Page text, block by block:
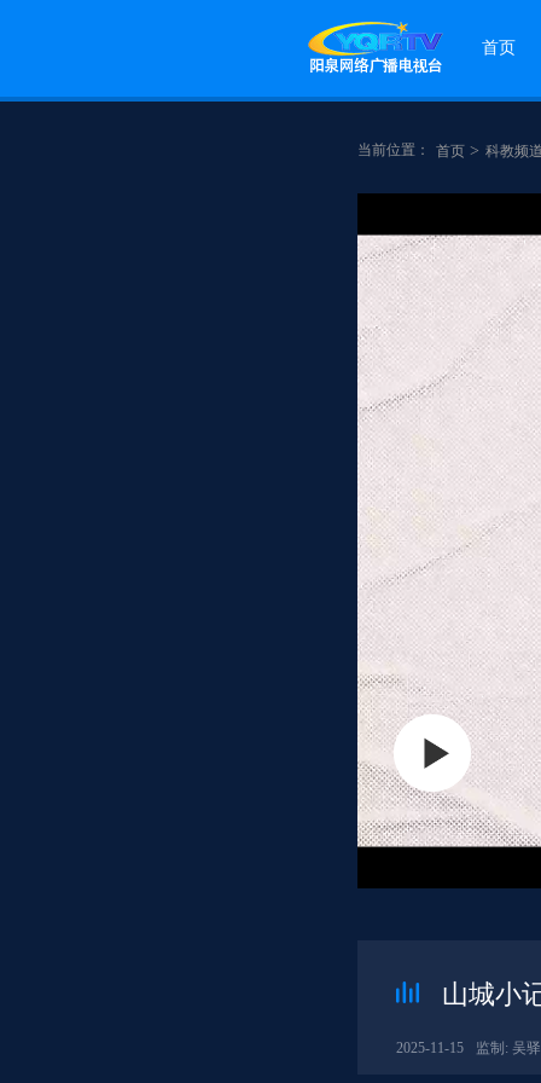
首页
当前位置： 首页 > 科教频
山城小
2025-11-15 监制: 吴驿